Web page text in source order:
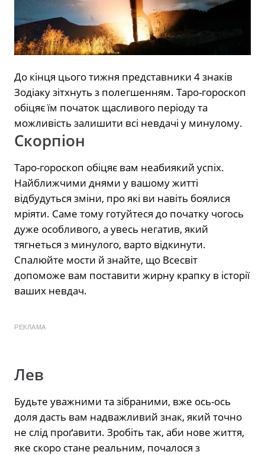
До кінця цього тижня представники 4 знаків
Зодіаку зітхнуть з полегшенням. Таро-гороскоп
обіцяє їм початок щасливого періоду та
можливість залишити всі невдачі у минулому.
Скорпіон
Таро-гороскоп обіцяє вам неабиякий успіх.
Найближчими днями у вашому житті
відбудуться зміни, про які ви навіть боялися
мріяти. Саме тому готуйтеся до початку чогось
дуже особливого, а увесь негатив, який
тягнеться з минулого, варто відкинути.
Спалюйте мости й знайте, що Всесвіт
допоможе вам поставити жирну крапку в історії
ваших невдач.
РЕКЛАМА
Лев
Будьте уважними та зібраними, вже ось-ось
доля дасть вам надважливий знак, який точно
не слід проґавити. Зробіть так, аби нове життя,
яке скоро стане реальним, почалося з